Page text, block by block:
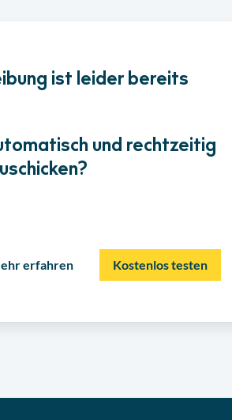
ist leider bereits
und rechtzeitig
erfahren Kostenlos testen